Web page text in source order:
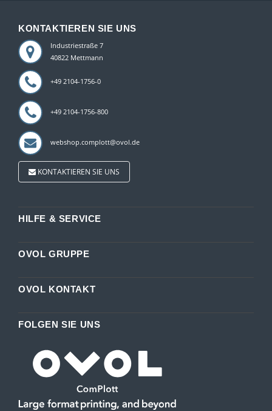
KONTAKTIEREN SIE UNS
Industriestraße 7
40822 Mettmann
+49 2104-1756-0
+49 2104-1756-800
webshop.complott@ovol.de
KONTAKTIEREN SIE UNS
HILFE & SERVICE
OVOL GRUPPE
OVOL KONTAKT
FOLGEN SIE UNS